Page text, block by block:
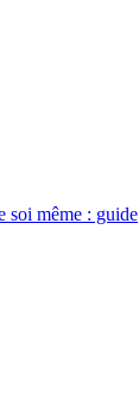
soi même : guide